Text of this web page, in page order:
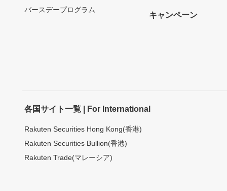
バースデープログラム
キャンペーン
各国サイト一覧 | For International
Rakuten Securities Hong Kong(香港)
Rakuten Securities Bullion(香港)
Rakuten Trade(マレーシア)